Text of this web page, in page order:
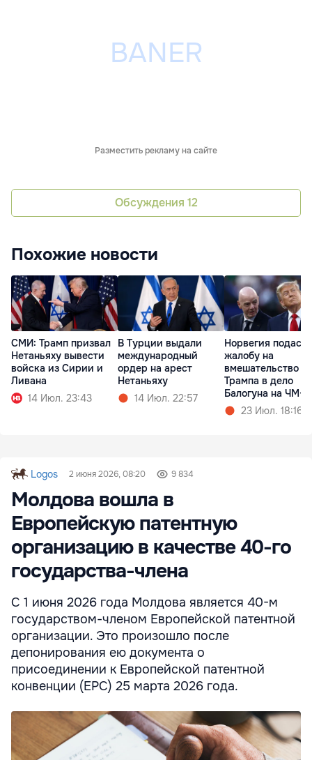
Разместить рекламу на сайте
Обсуждения 12
Похожие новости
СМИ: Трамп призвал
Нетаньяху вывести
войска из Сирии и
Ливана
14 Июл. 23:43
В Турции выдали
международный
ордер на арест
Нетаньяху
14 Июл. 22:57
Норвегия подаст
жалобу на
вмешательство
Трампа в дело
Балогуна на ЧМ-
23 Июл. 18:16
Logos 2 июня 2026, 08:20 9 834
Молдова вошла в
Европейскую патентную
организацию в качестве 40-го
государства-члена
С 1 июня 2026 года Молдова является 40-м
государством-членом Европейской патентной
организации. Это произошло после
депонирования ею документа о
присоединении к Европейской патентной
конвенции (EPC) 25 марта 2026 года.